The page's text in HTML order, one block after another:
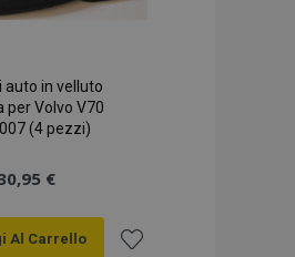
auto in velluto
per Volvo V70
(4 pezzi)
€
Al Carrello